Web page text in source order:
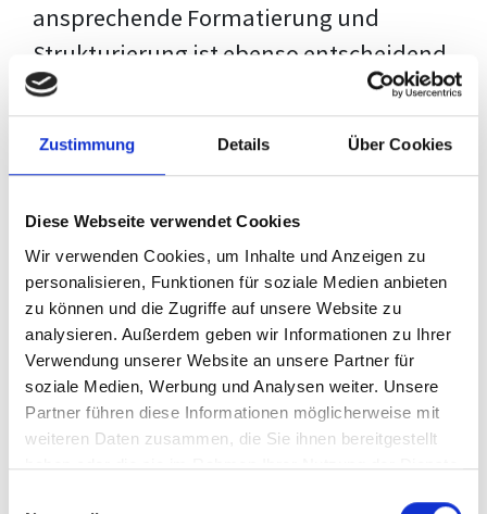
Zustimmung Details Über Cookies
Diese Webseite verwendet Cookies
Wir verwenden Cookies, um Inhalte und Anzeigen zu
personalisieren, Funktionen für soziale Medien anbieten
zu können und die Zugriffe auf unsere Website zu
analysieren. Außerdem geben wir Informationen zu Ihrer
Verwendung unserer Website an unsere Partner für
soziale Medien, Werbung und Analysen weiter. Unsere
Partner führen diese Informationen möglicherweise mit
weiteren Daten zusammen, die Sie ihnen bereitgestellt
haben oder die sie im Rahmen Ihrer Nutzung der Dienste
ansprechende Formatierung und
Strukturierung ist ebenso entscheidend
wie der Inhalt selbst. Jeder Prüfer hat
eigene Erwartungen, und unsere
Schulung ist so konzipiert, dass sie dir
deiner individuellen Vorlage zeigt,
anstatt eine Einheitslösung zu bieten.
Der Prozess des wissenschaftlichen
Schreibens kann ohne das richtige
Wissen eine große Herausforderung
darstellen. Jedoch, ausgestattet mit
denTechniken und Strategiendieses
Kurses, wird die Formatierung deiner